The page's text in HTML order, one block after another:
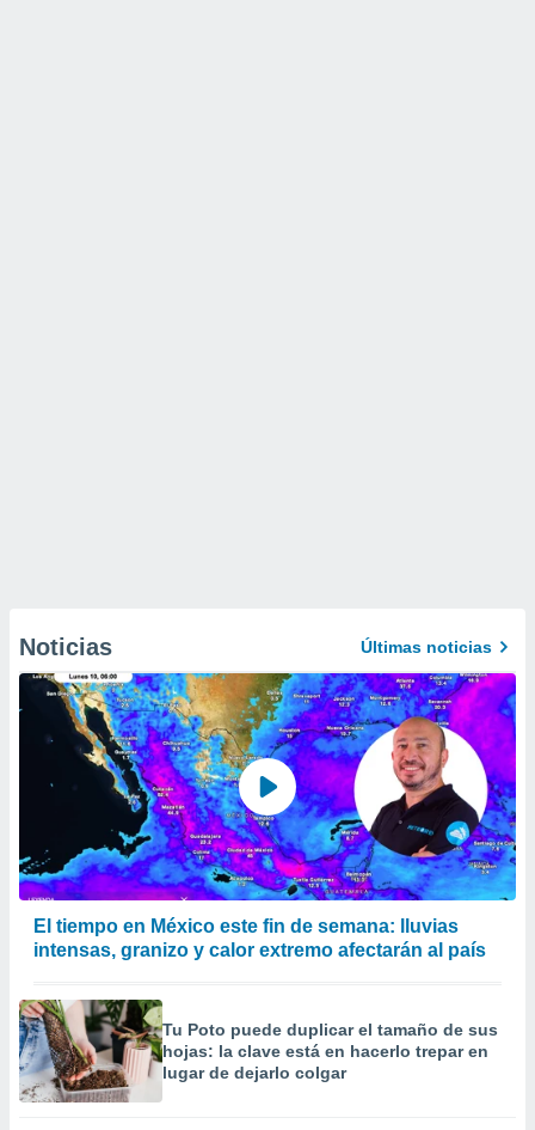
Noticias Últimas noticias
El tiempo en México este fin de semana: lluvias
intensas, granizo y calor extremo afectarán al país
Tu Poto puede duplicar el tamaño de sus
hojas: la clave está en hacerlo trepar en
lugar de dejarlo colgar